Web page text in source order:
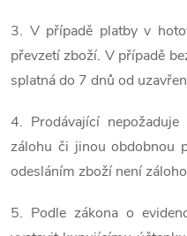
3. V případě platby v
převzetí zboží. V případě
splatná do 7 dnů od
4. Prodávající
zálohu či jinou obdobnou
odesláním zboží není
5. Podle zákona o